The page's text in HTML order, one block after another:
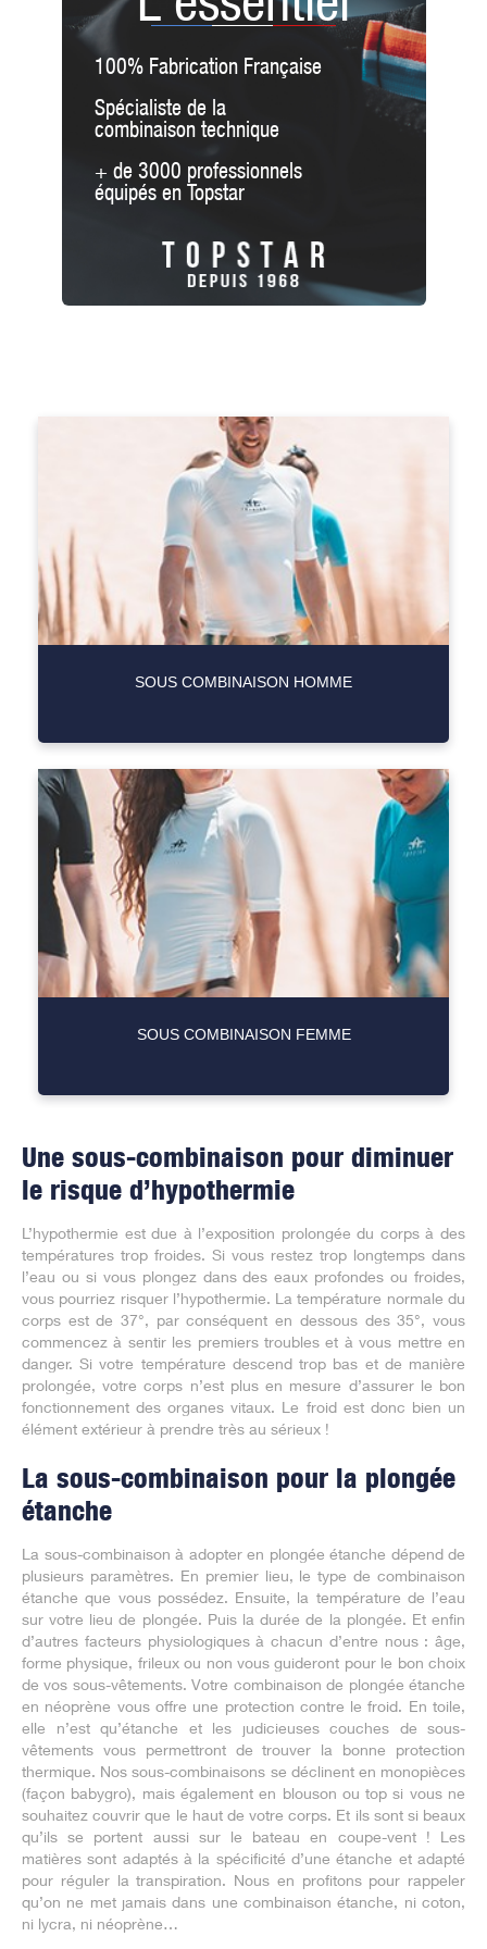
100% Fabrication Française
Spécialiste de la
combinaison technique
+ de 3000 professionnels
équipés en Topstar
SOUS COMBINAISON HOMME
SOUS COMBINAISON FEMME
Une sous-combinaison pour diminuer
le risque d’hypothermie
L’hypothermie est due à l’exposition prolongée du corps à des
températures trop froides. Si vous restez trop longtemps dans
l’eau ou si vous plongez dans des eaux profondes ou froides,
vous pourriez risquer l’hypothermie. La température normale du
corps est de 37°, par conséquent en dessous des 35°, vous
commencez à sentir les premiers troubles et à vous mettre en
danger. Si votre température descend trop bas et de manière
prolongée, votre corps n’est plus en mesure d’assurer le bon
fonctionnement des organes vitaux. Le froid est donc bien un
élément extérieur à prendre très au sérieux !
La sous-combinaison pour la plongée
étanche
La sous-combinaison à adopter en plongée étanche dépend de
plusieurs paramètres. En premier lieu, le type de combinaison
étanche que vous possédez. Ensuite, la température de l’eau
sur votre lieu de plongée. Puis la durée de la plongée. Et enfin
d’autres facteurs physiologiques à chacun d’entre nous : âge,
forme physique, frileux ou non vous guideront pour le bon choix
de vos sous-vêtements. Votre combinaison de plongée étanche
en néoprène vous offre une protection contre le froid. En toile,
elle n’est qu’étanche et les judicieuses couches de sous-
vêtements vous permettront de trouver la bonne protection
thermique. Nos sous-combinaisons se déclinent en monopièces
(façon babygro), mais également en blouson ou top si vous ne
souhaitez couvrir que le haut de votre corps. Et ils sont si beaux
qu’ils se portent aussi sur le bateau en coupe-vent ! Les
matières sont adaptés à la spécificité d’une étanche et adapté
pour réguler la transpiration. Nous en profitons pour rappeler
qu’on ne met jamais dans une combinaison étanche, ni coton,
ni lycra, ni néoprène…